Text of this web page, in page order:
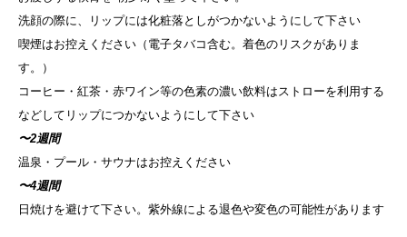
洗顔の際に、リップには化粧落としがつかないようにして下さい
喫煙はお控えください（電子タバコ含む。着色のリスクがありま
す。）
コーヒー・紅茶・赤ワイン等の色素の濃い飲料はストローを利用する
などしてリップにつかないようにして下さい
〜2週間
温泉・プール・サウナはお控えください
〜4週間
日焼けを避けて下さい。紫外線による退色や変色の可能性があります